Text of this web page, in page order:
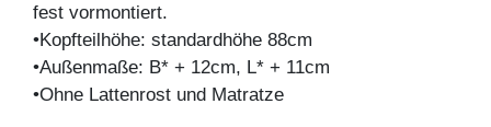
fest vormontiert.
•Kopfteilhöhe: standardhöhe 88cm
•Außenmaße: B* + 12cm, L* + 11cm
•Ohne Lattenrost und Matratze